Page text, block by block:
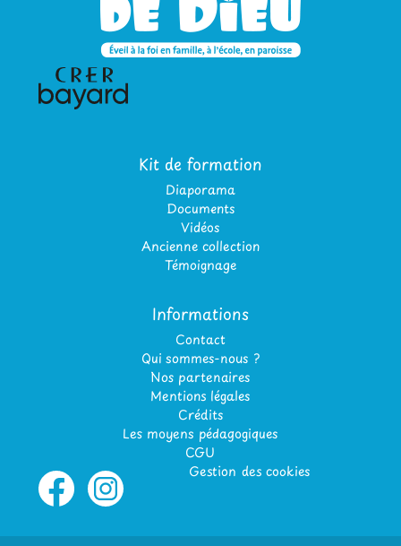
Kit de formation
Diaporama
Documents
Vidéos
Ancienne collection
Témoignage
Informations
Contact
Qui sommes-nous ?
Nos partenaires
Mentions légales
Crédits
Les moyens pédagogiques
CGU
Gestion des cookies